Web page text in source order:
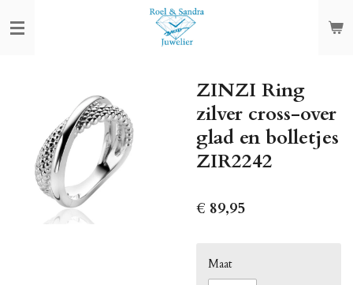
direct
ZINZI Ring
zilver cross-over
glad en bolletjes
ZIR2242
€ 89,95
Maat